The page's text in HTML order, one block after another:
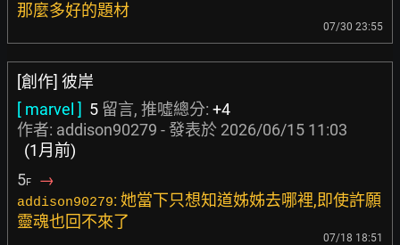
那麼多好的題材
07/30 23:55
[創作] 彼岸
[ marvel ] 5 留言, 推噓總分: +4
作者: addison90279 - 發表於 2026/06/15 11:03
(1月前)
5F →
addison90279: 她當下只想知道姊姊去哪裡,即使許願
靈魂也回不來了
07/18 18:51